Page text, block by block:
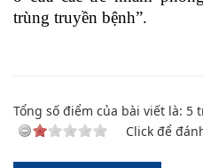
trùng truyền bệnh”.
Tổng số điểm của bài viết là: 5
Click để